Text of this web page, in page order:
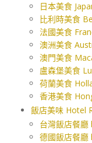
日本美食
比利時美食
法國美食
澳洲美食
澳門美食
盧森堡美食
荷蘭美食
香港美食
飯店美味 Hotel
台灣飯店餐
德國飯店餐